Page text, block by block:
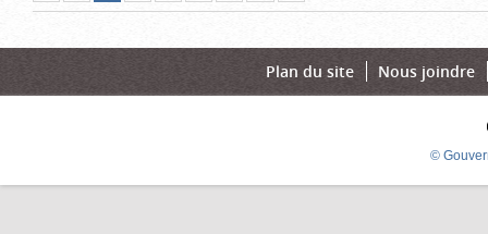
pageprécédente
actuelle)
suivante
page
Plan du site Nous joindre
©